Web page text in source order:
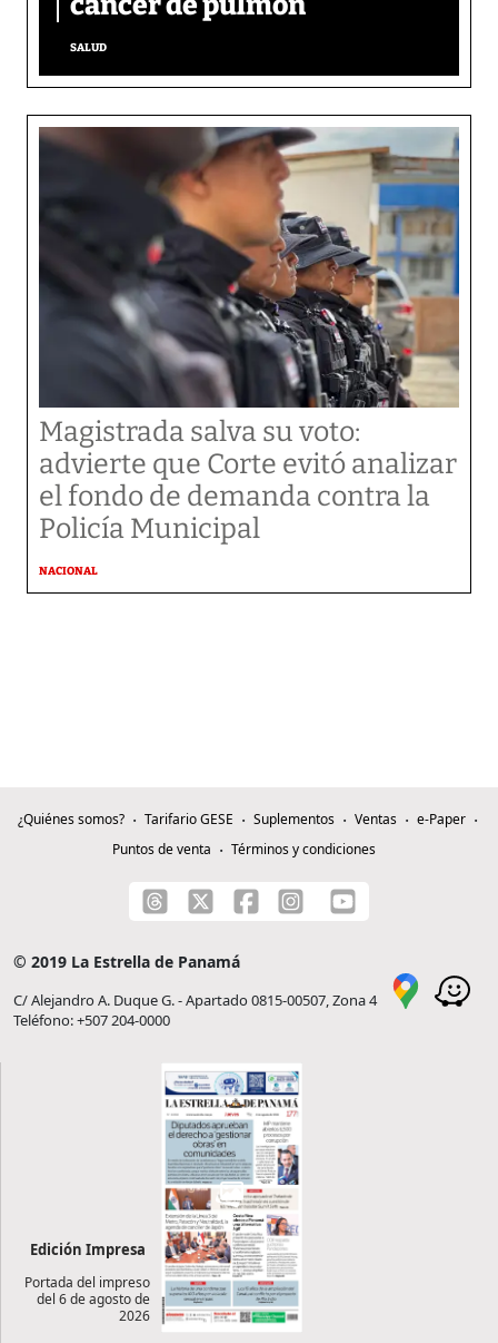
SALUD
Magistrada salva su voto:
advierte que Corte evitó analizar
el fondo de demanda contra la
Policía Municipal
NACIONAL
¿Quiénes somos? Tarifario GESE Suplementos Ventas
e-Paper
Puntos de venta
Términos y condiciones
© 2019 La Estrella de Panamá
C/ Alejandro A. Duque G. - Apartado 0815-00507, Zona 4
Teléfono: +507 204-0000
Edición Impresa
Portada del impreso
del 6 de agosto de
2026